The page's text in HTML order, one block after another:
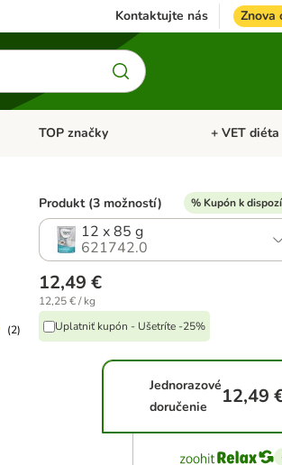
Kontaktujte nás Znova
Otvoriť menu: Kone
TOP značky Otvoriť menu:
+ VET diéta
(2)
Produkt (3 možností) % Kupón k
12 x 85 g
621742.0
12,49 €
12,25 € / kg
Uplatniť kupón - Ušetríte -25%
Jednorazové
doručenie
12,49